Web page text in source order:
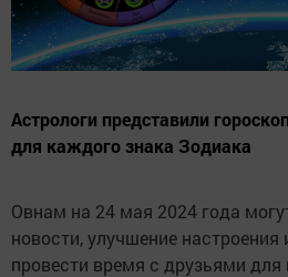
Астрологи представили
для каждого знака Зодиака
Овнам на 24 мая 2024 года
новости, улучшение
провести время с друзьями для